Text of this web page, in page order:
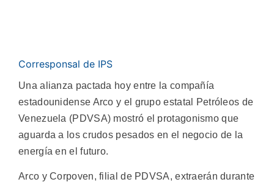
Corresponsal de IPS
Una alianza pactada hoy entre la compañía
estadounidense Arco y el grupo estatal Petróleos de
Venezuela (PDVSA) mostró el protagonismo que
aguarda a los crudos pesados en el negocio de la
energía en el futuro.
Arco y Corpoven, filial de PDVSA, extraerán durante